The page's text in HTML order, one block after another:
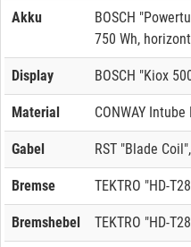
Akku
BOSCH
750 Wh,
Display BOSCH "Kiox
Material CONWAY
Gabel RST "Blade
Bremse TEKTRO "HD-
Bremshebel TEKTRO "HD-